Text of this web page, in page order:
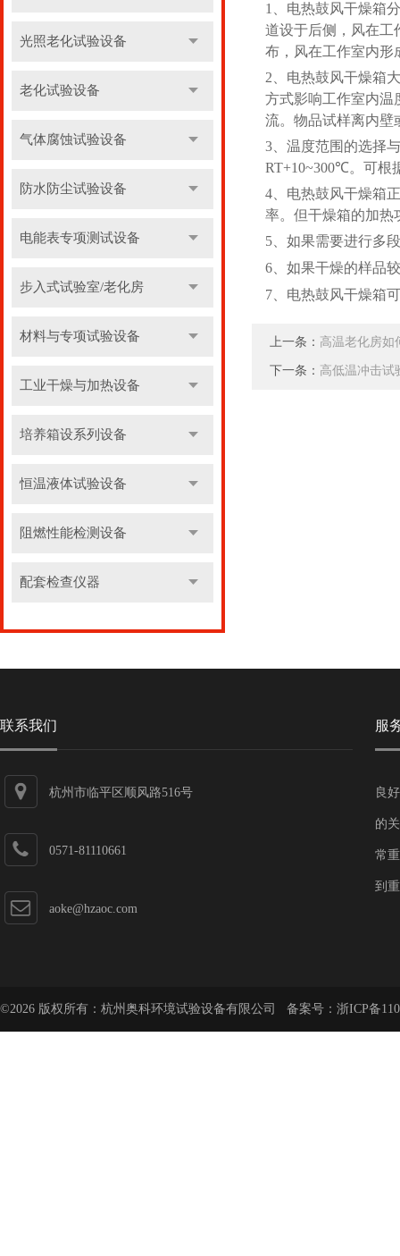
光照老化试验设备
老化试验设备
气体腐蚀试验设备
防水防尘试验设备
电能表专项测试设备
步入式试验室/老化房
材料与专项试验设备
工业干燥与加热设备
培养箱设系列设备
恒温液体试验设备
阻燃性能检测设备
配套检查仪器
1、电热鼓风干燥箱
道设于后侧，风在工
布，风在工作室内形
2、电热鼓风干燥箱
方式影响工作室内温
流。物品试样离内壁
3、温度范围的选择
RT+10~300℃。可根
4、电热鼓风干燥箱
率。但干燥箱的加热
5、如果需要进行多
6、如果干燥的样品
7、电热鼓风干燥箱
上一条： 高温老化房如
下一条： 高低温冲击试
联系我们
杭州市临平区顺风路516号
0571-81110661
aoke@hzaoc.com
服
良
的
常
到
©2026 版权所有：杭州奥科环境试验设备有限公司 备案号： 浙ICP备